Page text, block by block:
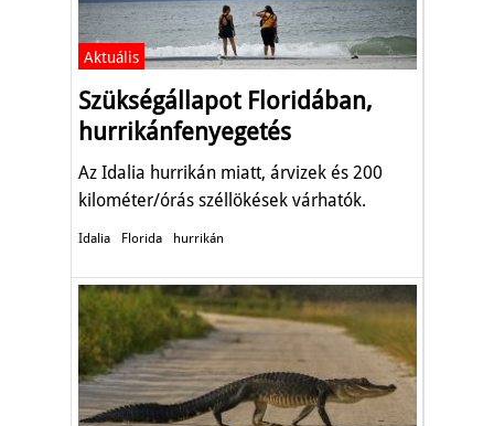
Aktuális
Szükségállapot Floridában,
hurrikánfenyegetés
Az Idalia hurrikán miatt, árvizek és 200
kilométer/órás széllökések várhatók.
Idalia Florida hurrikán